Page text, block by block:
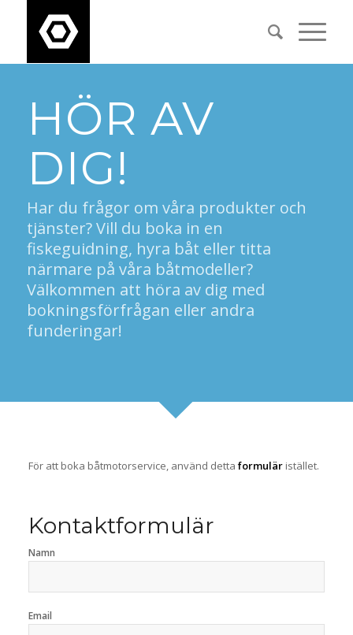
HÖR AV
DIG!
Har du frågor om våra produkter och
tjänster? Vill du boka in en
fiskeguidning, hyra båt eller titta
närmare på våra båtmodeller?
Välkommen att höra av dig med
bokningsförfrågan eller andra
funderingar!
För att boka båtmotorservice, använd detta formuläristället.
Kontaktformulär
Namn
Email